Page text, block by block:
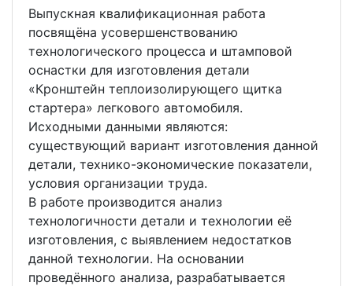
Выпускная квалификационная работа
посвящёна усовершенствованию
технологического процесса и штамповой
оснастки для изготовления детали
«Кронштейн теплоизолирующего щитка
стартера» легкового автомобиля.
Исходными данными являются:
существующий вариант изготовления данной
детали, технико-экономические показатели,
условия организации труда.
В работе производится анализ
технологичности детали и технологии её
изготовления, с выявлением недостатков
данной технологии. На основании
проведённого анализа, разрабатывается